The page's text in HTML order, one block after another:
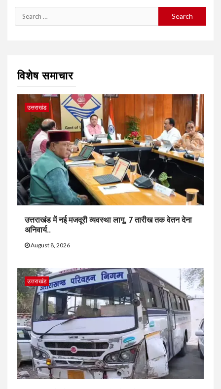
Search
for:
विशेष समाचार
उत्तराखंड
उत्तराखंड में नई मजदूरी व्यवस्था लागू, 7 तारीख तक वेतन देना
अनिवार्य..
August 8, 2026
उत्तराखंड